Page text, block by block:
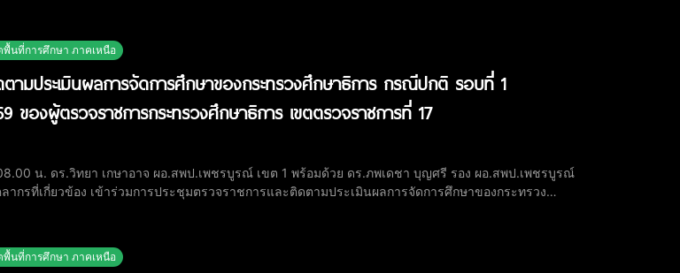
พื้นที่การศึกษา ภาคเหนือ
ตามประเมินผลการจัดการศึกษาของกระทรวงศึกษาธิการ กรณีปกติ รอบที่ 1
องผู้ตรวจราชการกระทรวงศึกษาธิการ เขตตรวจราชการที่ 17
น. ดร.วิทยา เกษาอาจ ผอ.สพป.เพชรบูรณ์ เขต 1 พร้อมด้วย ดร.ภพเดชา บุญศรี รอง ผอ.สพป.เพชรบูรณ์
ากรที่เกี่ยวข้อง เข้าร่วมการประชุมตรวจราชการและติดตามประเมินผลการจัดการศึกษาของกระทรวง
พื้นที่การศึกษา ภาคเหนือ